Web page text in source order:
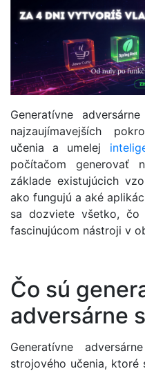
Generatívne adversárne
najzaujímavejších
učenia a umelej
počítačom generovať
základe existujúcich
ako fungujú a aké
sa dozviete všetko,
fascinujúcom nástroji v
Čo sú
adversárne
Generatívne
strojového učenia, ktoré